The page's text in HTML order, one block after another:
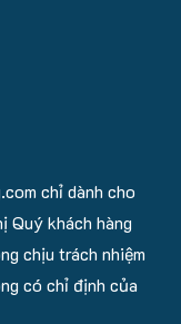
chỉ dành cho
Quý khách hàng
chịu trách nhiệm
có chỉ định của